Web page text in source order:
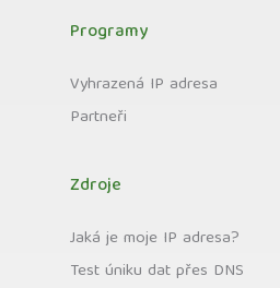
Programy
Vyhrazená IP adresa
Partneři
Zdroje
Jaká je moje IP adresa?
Test úniku dat přes DNS